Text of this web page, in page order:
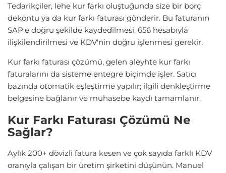
Tedarikçiler, lehe kur farkı oluştuğunda size bir borç
dekontu ya da kur farkı faturası gönderir. Bu faturanın
SAP'e doğru şekilde kaydedilmesi, 656 hesabıyla
ilişkilendirilmesi ve KDV'nin doğru işlenmesi gerekir.
Kur farkı faturası çözümü, gelen aleyhte kur farkı
faturalarını da sisteme entegre biçimde işler. Satıcı
bazında otomatik eşleştirme yapılır; ilgili denkleştirme
belgesine bağlanır ve muhasebe kaydı tamamlanır.
Kur Farkı Faturası Çözümü Ne
Sağlar?
Aylık 200+ dövizli fatura kesen ve çok sayıda farklı KDV
oranıyla çalışan bir üretim şirketini düşünün. Manuel